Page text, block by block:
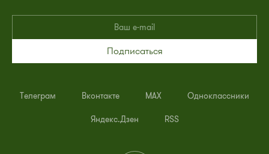
Подписаться
Телеграм Вконтакте MAX Одноклассники
Яндекс.Дзен RSS